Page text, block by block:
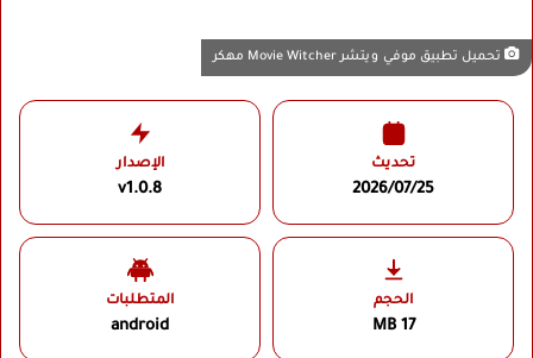
تحميل تطبيق موفي ويتشر Movie Witcher مهكر
تحديث
2026/07/25
الإصدار
v1.0.8
الحجم
17 MB
المتطلبات
android